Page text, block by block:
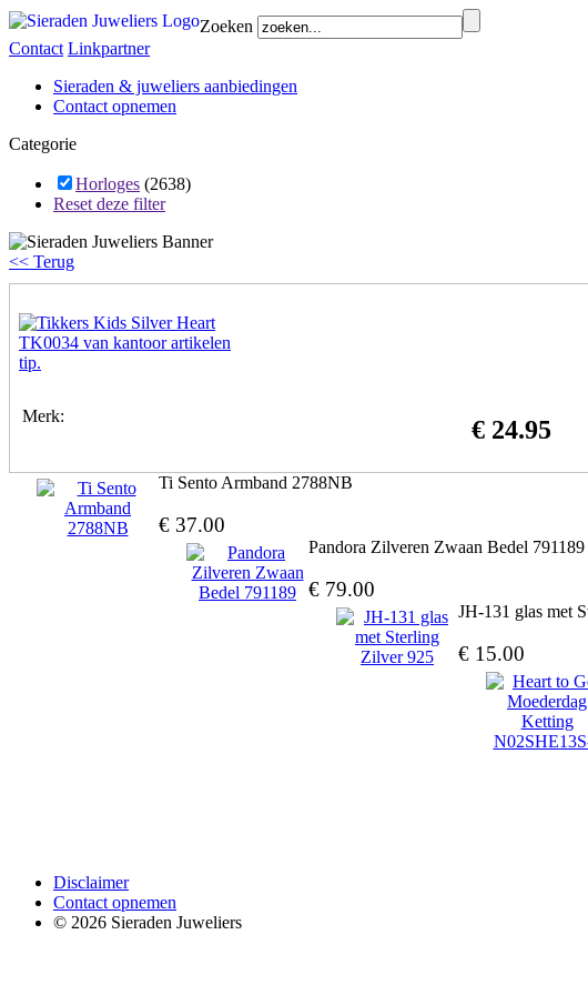
Zoeken
Contact Linkpartner
Sieraden & juweliers aanbiedingen
Contact opnemen
Categorie
Horloges (2638)
Reset deze filter
<< Terug
Merk:
€ 24.95
Ti Sento Armband 2788NB
€ 37.00
Pandora Zilveren Zwaan Bedel 791189
€ 79.00
JH-131 glas met
€ 15.00
Disclaimer
Contact opnemen
© 2026 Sieraden Juweliers